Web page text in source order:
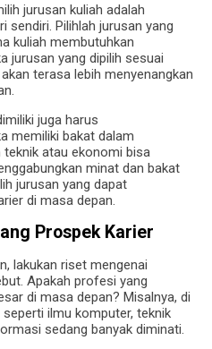
jurusan kuliah adalah
sendiri. Pilihlah jurusan yang
kuliah membutuhkan
jurusan yang dipilih sesuai
terasa lebih menyenangkan
juga harus
memiliki bakat dalam
atau ekonomi bisa
minat dan bakat
jurusan yang dapat
di masa depan.
Prospek Karier
lakukan riset mengenai
Apakah profesi yang
di masa depan? Misalnya, di
ilmu komputer, teknik
sedang banyak diminati.